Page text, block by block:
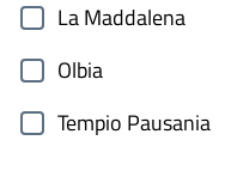
La Maddalena
Olbia
Tempio Pausania